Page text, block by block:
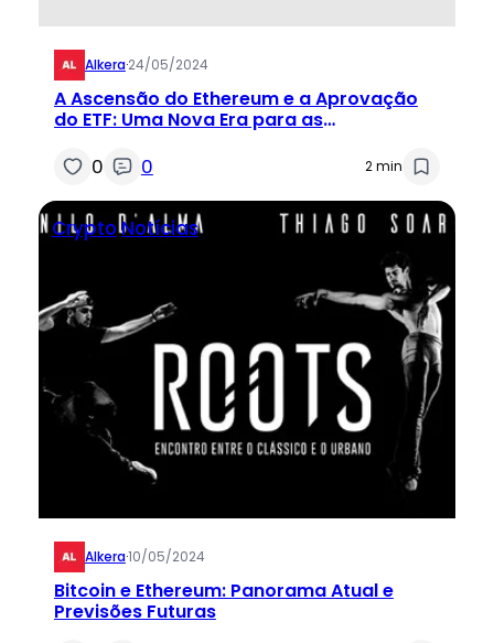
Alkera·24/05/2024
A Ascensão do Ethereum e a Aprovação
do ETF: Uma Nova Era para as
0 0 2 min
Crypto Notícias
Alkera·10/05/2024
Bitcoin e Ethereum: Panorama Atual e
Previsões Futuras